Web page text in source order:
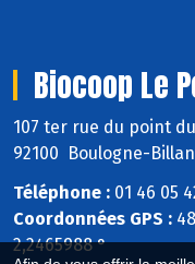
Biocoop Le
107 ter rue du point
92100 Boulogne-
Téléphone : 01 46 05
Coordonnées GPS :
2,2465988 °